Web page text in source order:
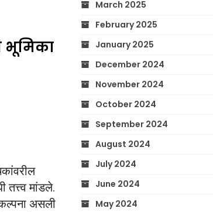
भूमिका
तत्त्व मांडले.
असली
March 2025
February 2025
January 2025
December 2024
November 2024
October 2024
September 2024
August 2024
July 2024
June 2024
May 2024